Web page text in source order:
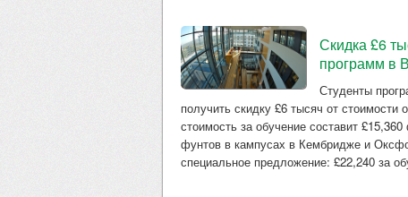
Скидка £6
программ в
Студенты
получить скидку £6 тысяч от
стоимость за обучение составит
фунтов в кампусах в Кембридже и
специальное предложение: £22,240 за